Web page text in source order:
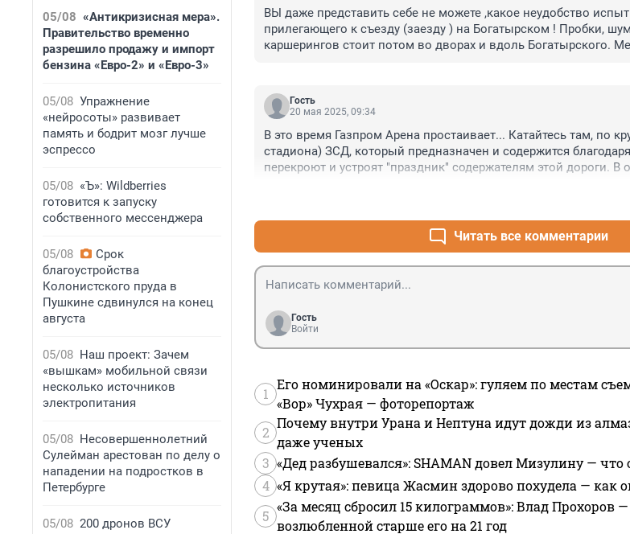
05/08 «Антикризисная мера».
Правительство временно
разрешило продажу и импорт
бензина «Евро-2» и «Евро-3»
05/08 Упражнение
«нейросоты» развивает
память и бодрит мозг лучше
эспрессо
05/08 «Ъ»: Wildberries
готовится к запуску
собственного мессенджера
05/08
Срок
благоустройства
Колонистского пруда в
Пушкине сдвинулся на конец
августа
05/08 Наш проект: Зачем
«вышкам» мобильной связи
несколько источников
электропитания
05/08 Несовершеннолетний
Сулейман арестован по делу о
нападении на подростков в
Петербурге
05/08 200 дронов ВСУ
ВЫ даже представить себе не можете ,какое неудобство
прилегающего к съезду (заезду ) на Богатырском ! Пробки,
каршерингов стоит потом во дворах и вдоль Богатырского.
железных конях". Каршеринговые компании не торопятся
года в год! Почему нельзя данную акцию устроить где-то в
целы и волки сыты! У нас ВСЁ КАК ВСЕДА!
Гость
20 мая 2025, 09:34
В это время Газпром Арена простаивает... Катайтесь там, по
стадиона) ЗСД, который предназначен и содержится
перекроют и устроят "праздник" содержателям этой дороги. В
Читать все комментарии
Гость
Войти
1
Его номинировали на «Оскар»: гуляем по местам
«Вор» Чухрая — фоторепортаж
2
Почему внутри Урана и Нептуна идут дожди из
даже ученых
3 «Дед разбушевался»: SHAMAN довел Мизулину — что
4 «Я крутая»: певица Жасмин здорово похудела — как
5
«За месяц сбросил 15 килограммов»: Влад Прохоров
возлюбленной старше его на 21 год